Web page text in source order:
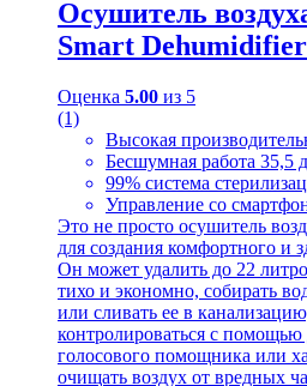
Осушитель
Smart
Оценка 5.00 из 5
(1)
Высокая
Бесшумная работа 35,5
99% система
Управление со
Это не просто осушитель
для создания комфортного и
Он может удалить до 22
тихо и экономно, собирать
или сливать ее в
контролироваться с
голосового помощника или
очищать воздух от вредных